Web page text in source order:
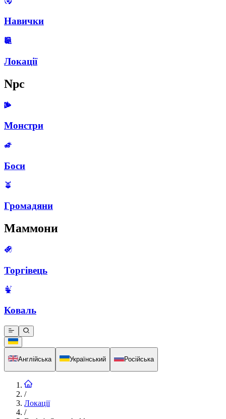
Навички
Локації
Npc
Монстри
Боси
Громадяни
Маммони
Торгівець
Коваль
Англійська Український Російська
/
Локації
/